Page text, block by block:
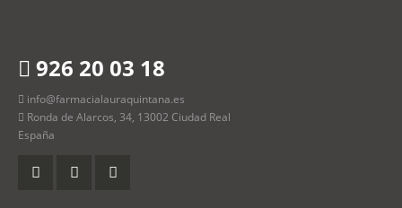
926 20 03 18
info@farmacialauraquintana.es
Ronda de Alarcos, 34, 13002 Ciudad Real
España